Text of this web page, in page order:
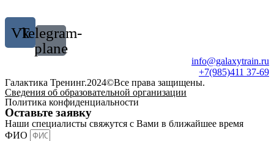
VkTelegram-
plane
info@galaxytrain.ru
+7(985)411 37-69
Галактика Тренинг.2024©Все права защищены.
Сведения об образовательной организации
Политика конфиденциальности
Оставьте заявку
Наши специалисты свяжутся с Вами в ближайшее время
ФИО